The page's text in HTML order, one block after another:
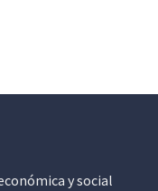
y social